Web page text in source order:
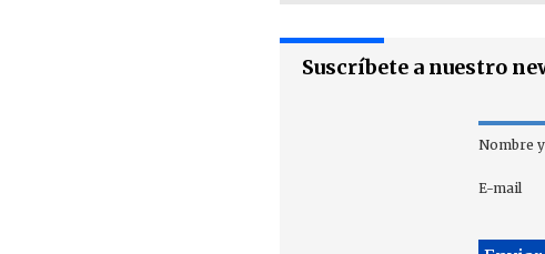
Suscríbete a nuestro
Nombre
E-mail